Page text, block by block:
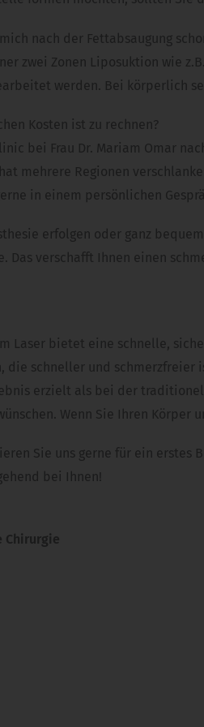
nach der Fettabsaugung
zwei Zonen Liposuktion wie
werden. Bei körperlich
Kosten ist zu rechnen?
bei Frau Dr. Mariam Omar
mehrere Regionen
in einem persönlichen
erfolgen oder ganz
Das verschafft Ihnen einen
Laser bietet eine schnelle,
die schneller und
erzielt als bei der
Wenn Sie Ihren
Sie uns gerne für ein
bei Ihnen!
Chirurgie